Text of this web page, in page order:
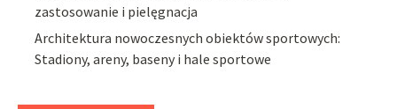
zastosowanie i pielęgnacja
Architektura nowoczesnych obiektów sportowych:
Stadiony, areny, baseny i hale sportowe